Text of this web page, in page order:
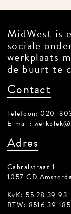
MidWest is
sociale
werkplaats
de buurt te
Contact
Telefoon:
E-mail:
Adres
Cabralstraat 1
1057 CD
KvK: 55 28 39 93
BTW: 8516 39